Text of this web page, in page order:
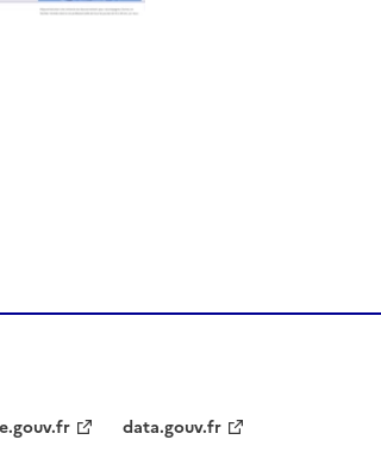
data.gouv.fr